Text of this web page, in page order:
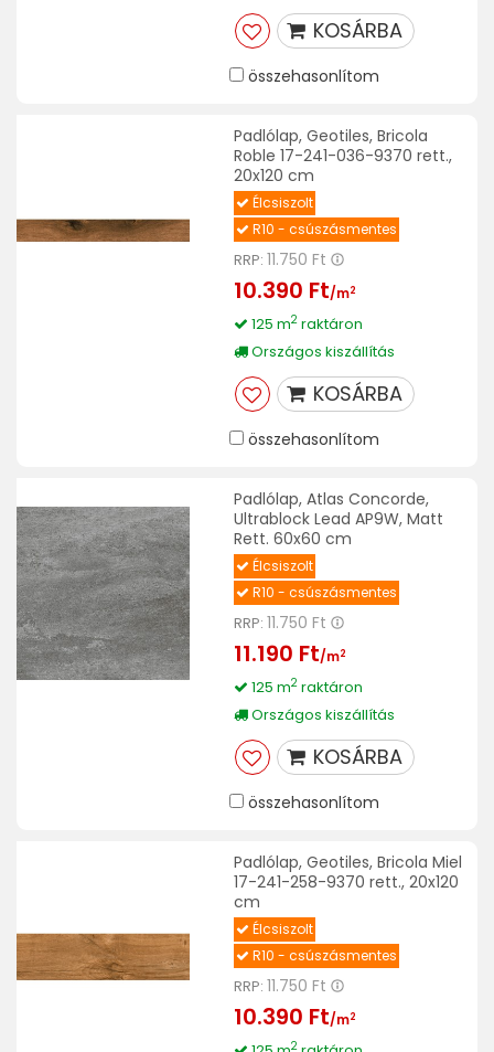
KOSÁRBA
összehasonlítom
Padlólap, Geotiles, Bricola
Roble 17-241-036-9370 rett.,
20x120 cm
Élcsiszolt
R10 - csúszásmentes
RRP: 11.750 Ft
10.390 Ft/m2
125 m2raktáron
Országos kiszállítás
KOSÁRBA
összehasonlítom
Padlólap, Atlas Concorde,
Ultrablock Lead AP9W, Matt
Rett. 60x60 cm
Élcsiszolt
R10 - csúszásmentes
RRP: 11.750 Ft
11.190 Ft/m2
125 m2raktáron
Országos kiszállítás
KOSÁRBA
összehasonlítom
Padlólap, Geotiles, Bricola Miel
17-241-258-9370 rett., 20x120
cm
Élcsiszolt
R10 - csúszásmentes
RRP: 11.750 Ft
10.390 Ft/m2
2